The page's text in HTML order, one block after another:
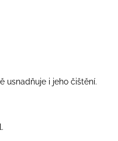
usnadňuje i jeho čištění.